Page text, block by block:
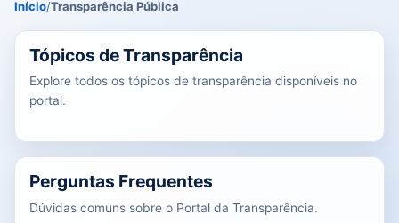
Início/Transparência Pública
0 tópicos carregados do banco de dados.
Tópicos de Transparência
Explore todos os tópicos de transparência disponíveis no
portal.
Perguntas Frequentes
Dúvidas comuns sobre o Portal da Transparência.